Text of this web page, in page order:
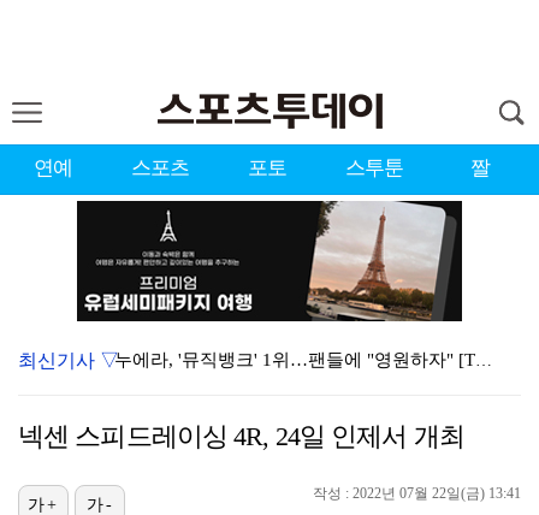
연예 스포츠 포토 스투툰 짤
누에라, '뮤직뱅크' 1위…팬들에 "영원하자" [TV캡…
대한축구협회의 '심판 성접대'…최악의 경우 런던 올림픽…
최신기사 ▽
넥센 스피드레이싱 4R, 24일 인제서 개최
작성 : 2022년 07월 22일(금) 13:41
가+ 가-